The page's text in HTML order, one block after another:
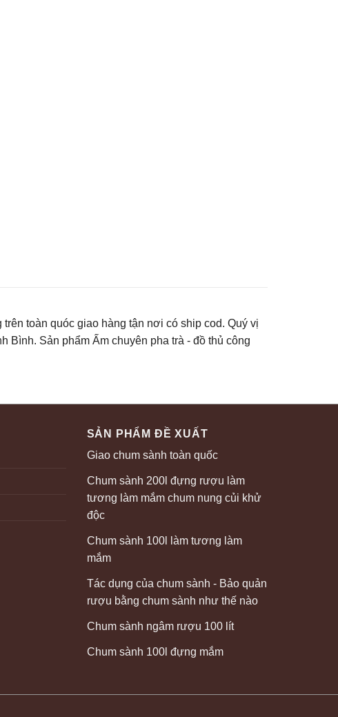
toàn quóc giao hàng tận nơi có ship cod. Quý vị
Bình. Sản phẩm Ấm chuyên pha trà - đồ thủ công
SẢN PHẨM ĐỀ XUẤT
Giao chum sành toàn quốc
Chum sành 200l đựng rượu làm
tương làm mắm chum nung củi khử
độc
Chum sành 100l làm tương làm
mắm
Tác dụng của chum sành - Bảo quản
rượu bằng chum sành như thế nào
Chum sành ngâm rượu 100 lít
Chum sành 100l đựng mắm